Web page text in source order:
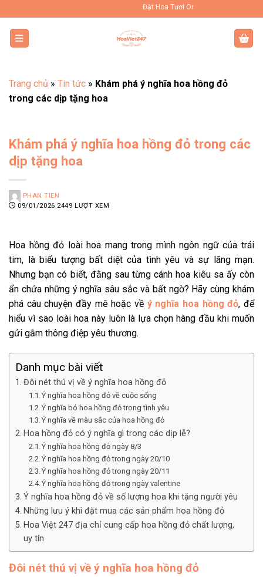
qua
dung
Đặt Hoa Tươi Online Uy Tín Toàn Quốc
Trang chủ » Tin tức » Khám phá ý nghĩa hoa hồng đỏ
trong các dịp tặng hoa
Khám phá ý nghĩa hoa hồng đỏ trong các
dịp tặng hoa
PHAN TIEN
09/01/2026 2449 LƯỢT XEM
Hoa hồng đỏ loài hoa mang trong mình ngôn ngữ của trái
tim, là biểu tượng bất diệt của tình yêu và sự lãng mạn.
Nhưng bạn có biết, đằng sau từng cánh hoa kiêu sa ấy còn
ẩn chứa những ý nghĩa sâu sắc và bất ngờ? Hãy cùng khám
phá câu chuyện đầy mê hoặc về ý nghĩa hoa hồng đỏ, để
hiểu vì sao loài hoa này luôn là lựa chọn hàng đầu khi muốn
gửi gắm thông điệp yêu thương.
Danh mục bài viết
Đôi nét thú vị về ý nghĩa hoa hồng đỏ
Ý nghĩa hoa hồng đỏ về cuộc sống
Ý nghĩa bó hoa hồng đỏ trong tình yêu
Ý nghĩa về màu sắc của hoa hồng đỏ
Hoa hồng đỏ có ý nghĩa gì trong các dịp lễ?
Ý nghĩa hoa hồng đỏ ngày 8/3
Ý nghĩa hoa hồng đỏ trong ngày 20/10
Ý nghĩa hoa hồng đỏ trong ngày 20/11
Ý nghĩa hoa hồng đỏ trong ngày valentine
Ý nghĩa hoa hồng đỏ về số lượng hoa khi tặng người yêu
Những lưu ý khi đặt mua các sản phẩm hoa hồng đỏ
Hoa Việt 247 địa chỉ cung cấp hoa hồng đỏ chất lượng,
uy tín
Đôi nét thú vị về ý nghĩa hoa hồng đỏ